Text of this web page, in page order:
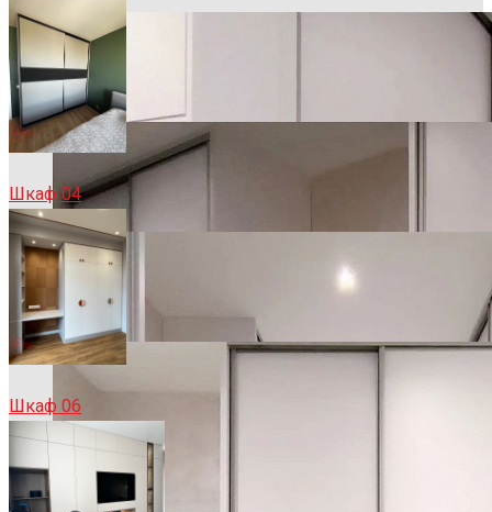
Шкаф 04
Шкаф 06